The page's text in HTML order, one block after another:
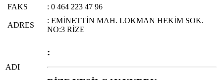
FAKS
: 0 464 223 47 96
ADRES
: EMİNETTİN MAH. LOKMAN HEKİM SOK.
NO:3 RİZE
ADI
: